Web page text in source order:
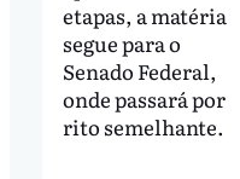
etapas, a matéria
segue para o
Senado Federal,
onde passará por
rito semelhante.